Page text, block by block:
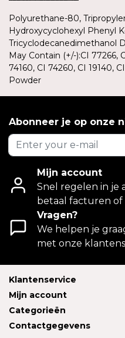
Polyurethane-80,
Hydroxycyclohexyl Phenyl
Tricyclodecanedimethanol
May Contain (+/-):CI 77266,
74160, CI 74260, CI 19140,
Powder
Abonneer je op onze
Mijn account
Snel regelen in je
betaal facturen
Vragen?
We helpen je
met onze
Klantenservice
Mijn account
Categorieën
Contactgegevens